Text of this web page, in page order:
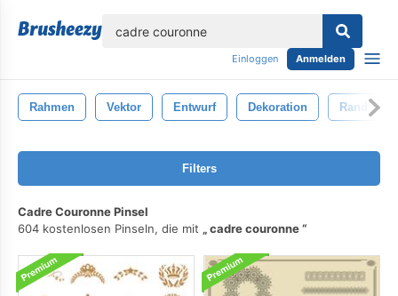
Einloggen Anmelden
Rahmen Vektor Entwurf Dekoration Rand
Filters
Cadre Couronne Pinsel
604 kostenlosen Pinseln, die mit
cadre couronne